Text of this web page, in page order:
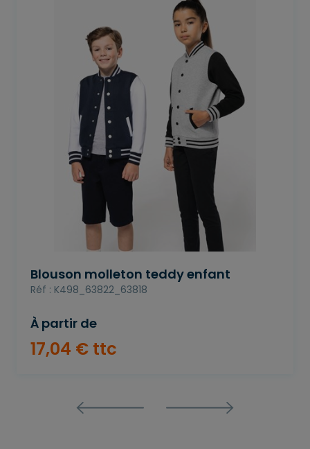
Blouson molleton teddy enfant
Réf : K498_63822_63818
À partir de
17,04 € ttc